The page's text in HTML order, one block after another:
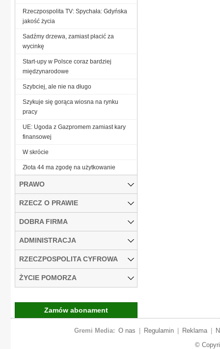
Rzeczpospolita TV: Spychała: Gdyńska
jakość życia
Sadźmy drzewa, zamiast płacić za
wycinkę
Start-upy w Polsce coraz bardziej
międzynarodowe
Szybciej, ale nie na długo
Szykuje się gorąca wiosna na rynku
pracy
UE: Ugoda z Gazpromem zamiast kary
finansowej
W skrócie
Złota 44 ma zgodę na użytkowanie
PRAWO
RZECZ O PRAWIE
DOBRA FIRMA
ADMINISTRACJA
RZECZPOSPOLITA CYFROWA
ŻYCIE POMORZA
Zamów abonament
Gremi Media: O nas Regulamin Reklama
©